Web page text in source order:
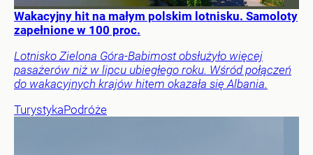
Wakacyjny hit na małym polskim lotnisku. Samoloty
zapełnione w 100 proc.
Lotnisko Zielona Góra-Babimost obsłużyło więcej
pasażerów niż w lipcu ubiegłego roku. Wśród połączeń
do wakacyjnych krajów hitem okazała się Albania.
TurystykaPodróże